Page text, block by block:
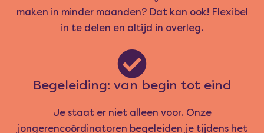
maken in minder maanden? Dat kan ook! Flexibel
in te delen en altijd in overleg.
Begeleiding: van begin tot eind
Je staat er niet alleen voor. Onze
jongerencoördinatoren begeleiden je tijdens het